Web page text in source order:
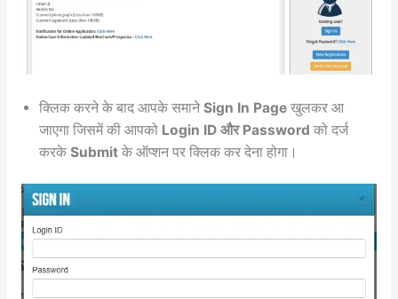
क्लिक करने के बाद आपके समाने Sign In Page खुलकर आ
जाएगा जिसमें की आपको Login ID और Password को दर्ज
करके Submit के ऑप्शन पर क्लिक कर देना होगा।